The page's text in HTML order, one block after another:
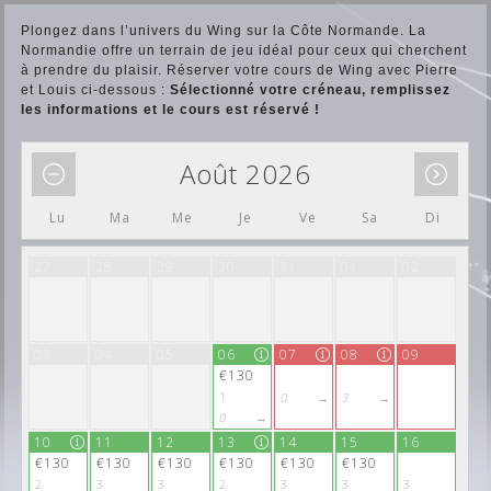
Plongez dans l’univers du Wing sur la Côte Normande. La
Normandie offre un terrain de jeu idéal pour ceux qui cherchent
à prendre du plaisir. Réserver votre cours de Wing avec Pierre
et Louis ci-dessous :Sélectionné votre créneau, remplissez
les informations et le cours est réservé !
Août 2026
Lu Ma Me Je Ve Sa Di
06
€130
1
→
0
3
07
→
0
5
0 Oui, à
08
→
3
2 Non
09
10
€130
2
11
€130
3
12
€130
3
13
€130
2
14
€130
3
15
€130
3
16
3